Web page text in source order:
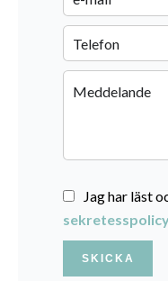
Jag har läst
SKICKA